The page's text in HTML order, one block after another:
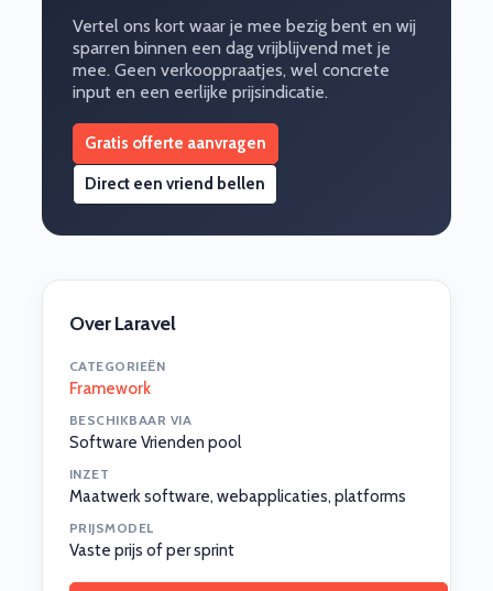
Vertel ons kort waar je mee bezig bent en wij
sparren binnen een dag vrijblijvend met je
mee. Geen verkooppraatjes, wel concrete
input en een eerlijke prijsindicatie.
Gratis offerte aanvragen
Direct een vriend bellen
Over Laravel
CATEGORIEËN
Framework
BESCHIKBAAR VIA
Software Vrienden pool
INZET
Maatwerk software, webapplicaties, platforms
PRIJSMODEL
Vaste prijs of per sprint